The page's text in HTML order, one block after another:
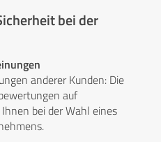
bei der
anderer Kunden: Die
auf
bei der Wahl eines